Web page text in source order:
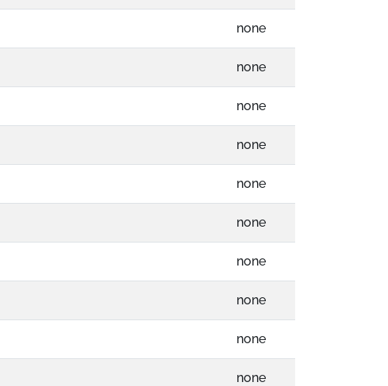
none
none
none
none
none
none
none
none
none
none